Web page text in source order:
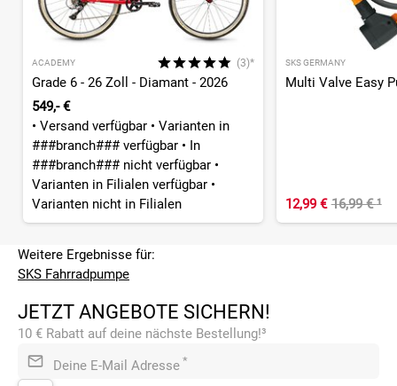
ACADEMY (3)*
Grade 6 - 26 Zoll - Diamant - 2026
549,- €
• Versand verfügbar • Varianten in
###branch### verfügbar • In
###branch### nicht verfügbar •
Varianten in Filialen verfügbar •
Varianten nicht in Filialen
SKS GERMANY
12,99 € 16,99 €¹
Weitere Ergebnisse für:
SKS Fahrradpumpe
JETZT ANGEBOTE SICHERN!
10 € Rabatt auf deine nächste Bestellung!³
Deine E-Mail Adresse *